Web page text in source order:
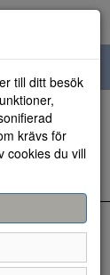
till ditt besök
krävs för
cookies du vill